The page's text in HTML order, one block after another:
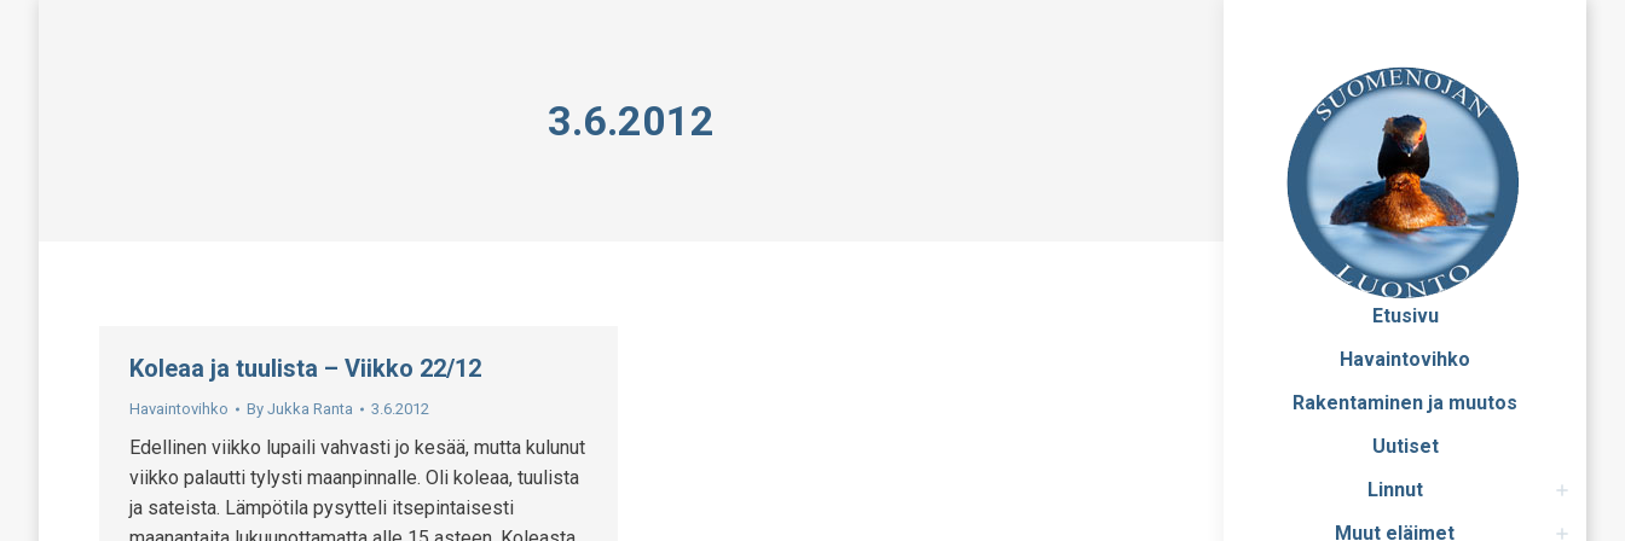
Etusivu
Havaintovihko
Rakentaminen ja muutos
Uutiset
Linnut
Muut eläimet
3.6.2012
Koleaa ja tuulista – Viikko 22/12
Havaintovihko By Jukka Ranta 3.6.2012
Edellinen viikko lupaili vahvasti jo kesää, mutta kulunut
viikko palautti tylysti maanpinnalle. Oli koleaa, tuulista
ja sateista. Lämpötila pysytteli itsepintaisesti